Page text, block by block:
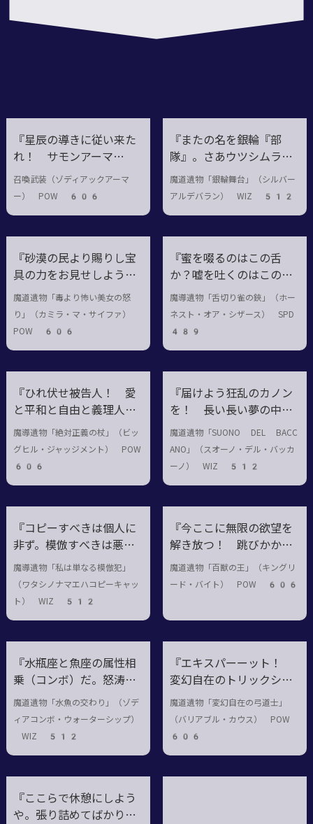
『星辰の導きに従い来た
れ！ サモンアーマ
ー！』
召喚武装（ゾディアックアーマ
ー） POW 606
『またの名を銀輪『部
隊』。さあウツシムラマ
サよ、存分に猛り踊
れ！』
魔道遺物「銀輪舞台」（シルバー
アルデバラン） WIZ 512
『砂漠の民より賜りし宝
具の力をお見せしよう。
……編みこまれた女たち
の魂は毒となりて民を守
る。滅べ、風化に任せ
魔道遺物「毒より怖い美女の怒
り」（カミラ・マ・サイファ）
POW 606
『蜜を啜るのはこの舌
か？嘘を吐くのはこの舌
か？』
魔導遺物「舌切り雀の鋏」（ホー
ネスト・オア・シザース） SPD
489
『ひれ伏せ被告人！ 愛
と平和と自由と義理人情
とその他諸々にまみれた
ジャッジメントタイム
だ。……判決！死
魔導遺物「絶対正義の杖」（ビッ
グヒル・ジャッジメント） POW
606
『届けよう狂乱のカノン
を！ 長い長い夢の中の
宴を！ ……あ、もう聞
こえてないか。まあい
い』
魔道遺物「SUONO DEL BACC
ANO」（スオーノ・デル・バッカ
ーノ） WIZ 512
『コピーすべきは個人に
非ず。模倣すべきは悪意
と偶然。再現しよう。再
現しよう。一つの世界を
再現しよう。』
魔導遺物「私は単なる模倣犯」
（ワタシノナマエハコピーキャッ
ト） WIZ 512
『今ここに無限の欲望を
解き放つ！ 跳びかか
れ！ 喰らいつけ！ Grr
rr……GAAAAO！！』
魔道遺物「百獣の王」（キングリ
ード・バイト） POW 606
『水瓶座と魚座の属性相
乗（コンボ）だ。怒涛の
水流と疾き銀鱗の舞をご
覧あれ』
魔道遺物「水魚の交わり」（ゾデ
ィアコンボ・ウォーターシップ）
WIZ 512
『エキスパーーット！
変幻自在のトリックショ
ット。これが歴戦の腕前
さ。……まあ借り物だが
ね』
魔道遺物「変幻自在の弓道士」
（バリアブル・カウス） POW
606
『ここらで休憩にしよう
や。張り詰めてばかりじ